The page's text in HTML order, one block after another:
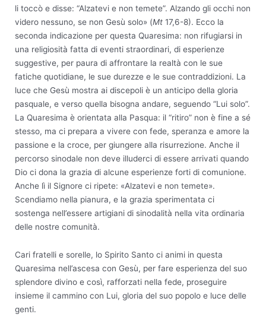
li toccò e disse: “Alzatevi e non temete”. Alzando gli occhi non
videro nessuno, se non Gesù solo» (Mt 17,6-8). Ecco la
seconda indicazione per questa Quaresima: non rifugiarsi in
una religiosità fatta di eventi straordinari, di esperienze
suggestive, per paura di affrontare la realtà con le sue
fatiche quotidiane, le sue durezze e le sue contraddizioni. La
luce che Gesù mostra ai discepoli è un anticipo della gloria
pasquale, e verso quella bisogna andare, seguendo “Lui solo”.
La Quaresima è orientata alla Pasqua: il “ritiro” non è fine a sé
stesso, ma ci prepara a vivere con fede, speranza e amore la
passione e la croce, per giungere alla risurrezione. Anche il
percorso sinodale non deve illuderci di essere arrivati quando
Dio ci dona la grazia di alcune esperienze forti di comunione.
Anche lì il Signore ci ripete: «Alzatevi e non temete».
Scendiamo nella pianura, e la grazia sperimentata ci
sostenga nell’essere artigiani di sinodalità nella vita ordinaria
delle nostre comunità.
Cari fratelli e sorelle, lo Spirito Santo ci animi in questa
Quaresima nell’ascesa con Gesù, per fare esperienza del suo
splendore divino e così, rafforzati nella fede, proseguire
insieme il cammino con Lui, gloria del suo popolo e luce delle
genti.